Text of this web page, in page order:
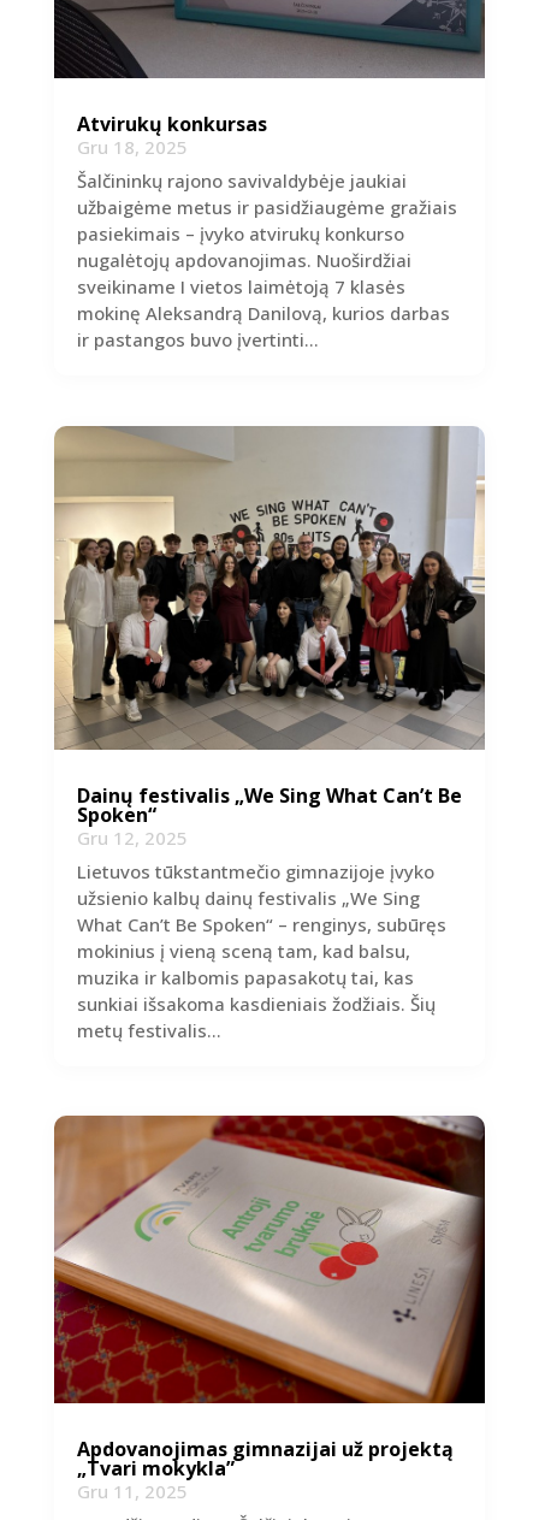
Atvirukų konkursas
Gru 18, 2025
Šalčininkų rajono savivaldybėje jaukiai
užbaigėme metus ir pasidžiaugėme gražiais
pasiekimais – įvyko atvirukų konkurso
nugalėtojų apdovanojimas. Nuoširdžiai
sveikiname I vietos laimėtoją 7 klasės
mokinę Aleksandrą Danilovą, kurios darbas
ir pastangos buvo įvertinti...
Dainų festivalis „We Sing What Can’t Be
Spoken“
Gru 12, 2025
Lietuvos tūkstantmečio gimnazijoje įvyko
užsienio kalbų dainų festivalis „We Sing
What Can’t Be Spoken“ – renginys, subūręs
mokinius į vieną sceną tam, kad balsu,
muzika ir kalbomis papasakotų tai, kas
sunkiai išsakoma kasdieniais žodžiais. Šių
metų festivalis...
Apdovanojimas gimnazijai už projektą
„Tvari mokykla”
Gru 11, 2025